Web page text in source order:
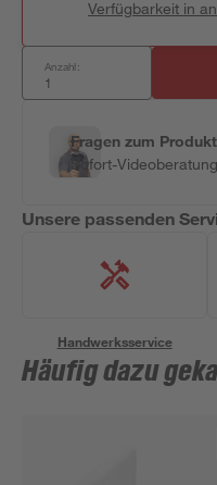
Verfügbarkeit in
Anzahl:
Fragen zum
Sofort-
Unsere passenden
Handwerksservice
Häufig dazu